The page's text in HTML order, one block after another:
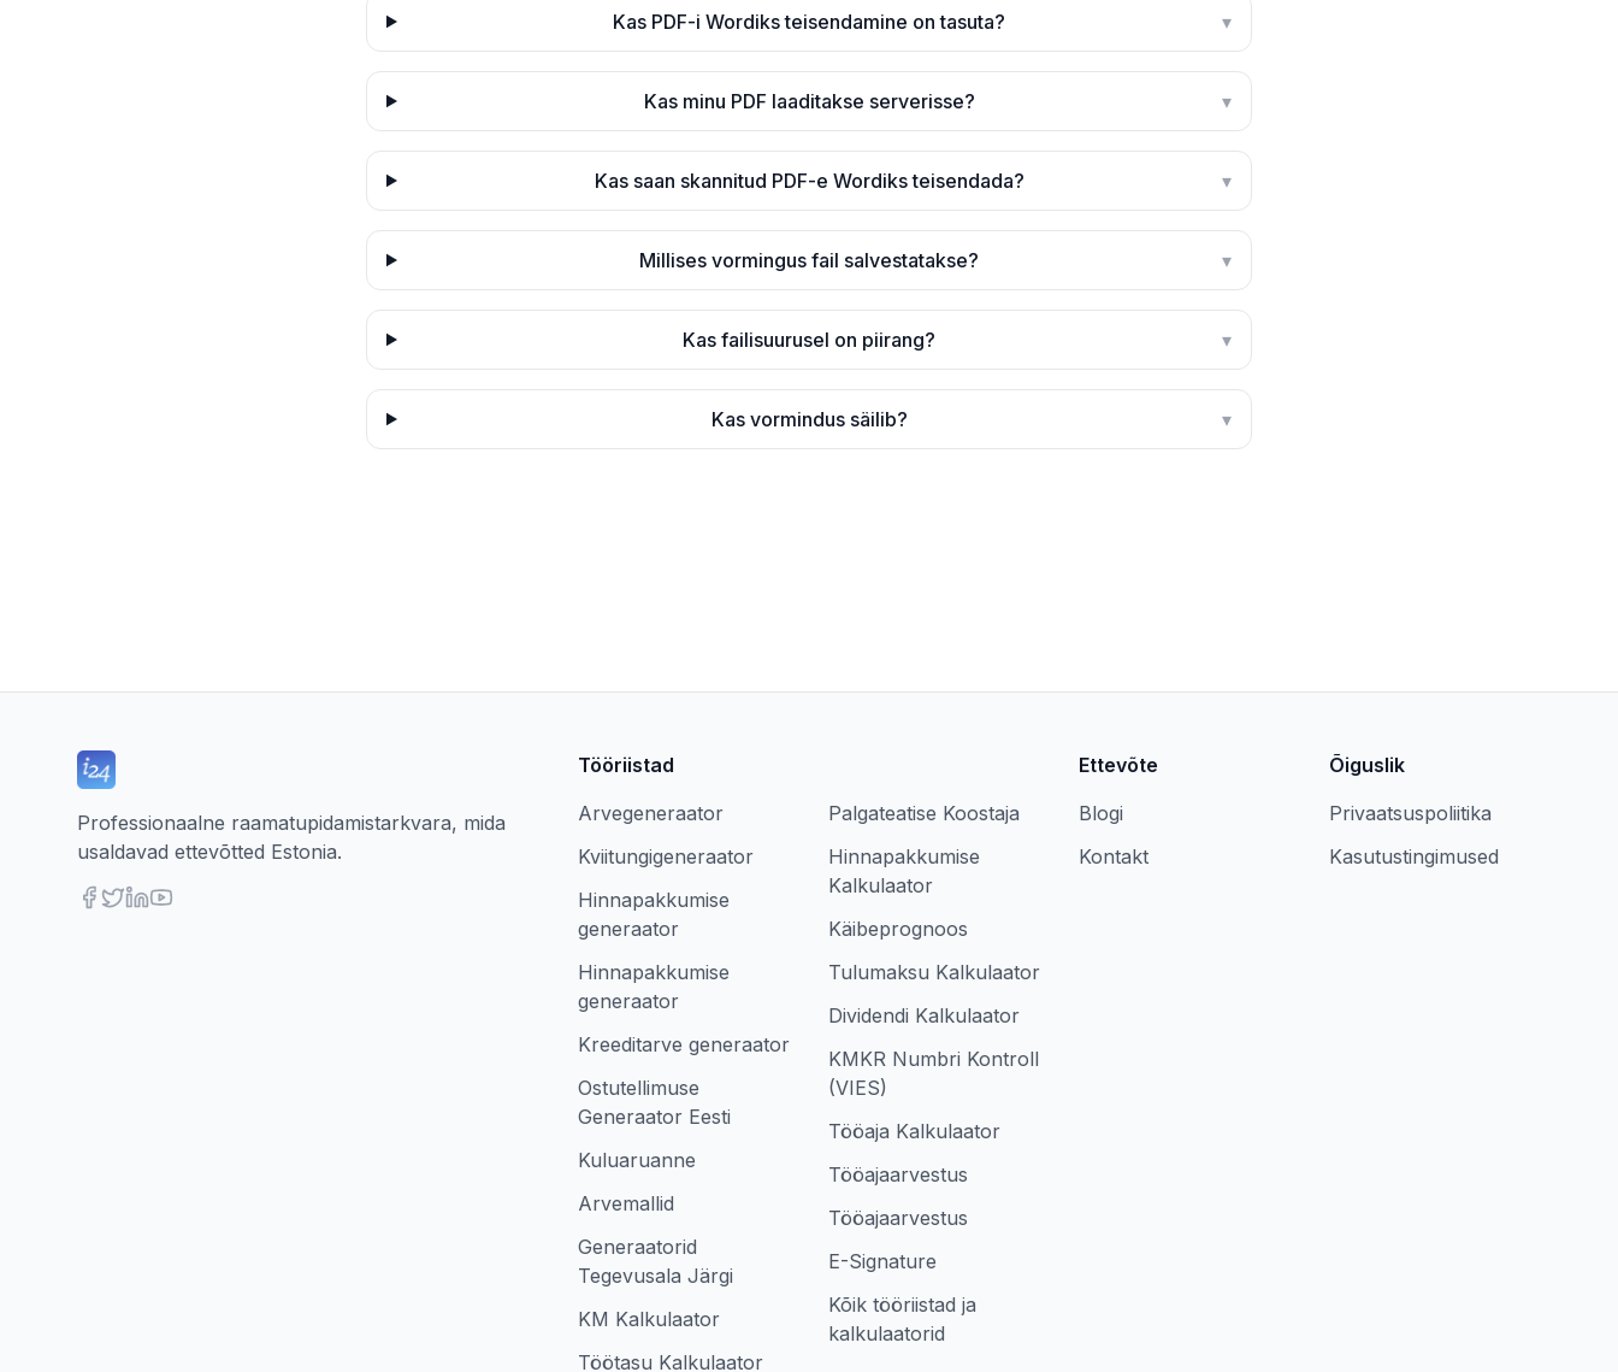
Kas PDF-i Wordiks teisendamine on tasuta? ▾
Kas minu PDF laaditakse serverisse? ▾
Kas saan skannitud PDF-e Wordiks teisendada? ▾
Millises vormingus fail salvestatakse? ▾
Kas failisuurusel on piirang? ▾
Kas vormindus säilib? ▾
Professionaalne raamatupidamistarkvara, mida
usaldavad ettevõtted Estonia.
Tööriistad
Arvegeneraator
Kviitungigeneraator
Hinnapakkumise
generaator
Hinnapakkumise
generaator
Kreeditarve generaator
Ostutellimuse
Generaator Eesti
Kuluaruanne
Arvemallid
Generaatorid
Tegevusala Järgi
KM Kalkulaator
Töötasu Kalkulaator
Palgateatise Koostaja
Hinnapakkumise
Kalkulaator
Käibeprognoos
Tulumaksu Kalkulaator
Dividendi Kalkulaator
KMKR Numbri Kontroll
(VIES)
Tööaja Kalkulaator
Tööajaarvestus
Tööajaarvestus
E-Signature
Kõik tööriistad ja
kalkulaatorid
Ettevõte
Blogi
Kontakt
Õiguslik
Privaatsuspoliitika
Kasutustingimused